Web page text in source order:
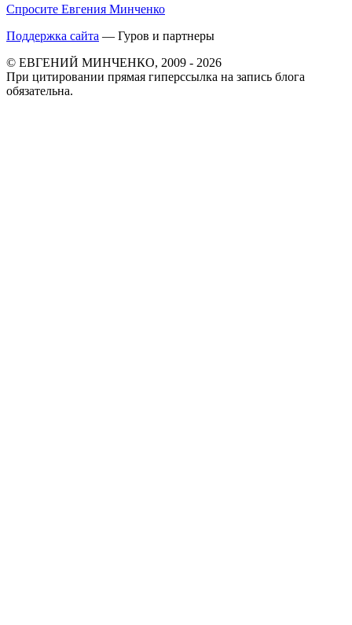
Спросите Евгения Минченко
Поддержка сайта — Гуров и партнеры
© ЕВГЕНИЙ МИНЧЕНКО, 2009 - 2026
При цитировании прямая гиперссылка на запись блога
обязательна.